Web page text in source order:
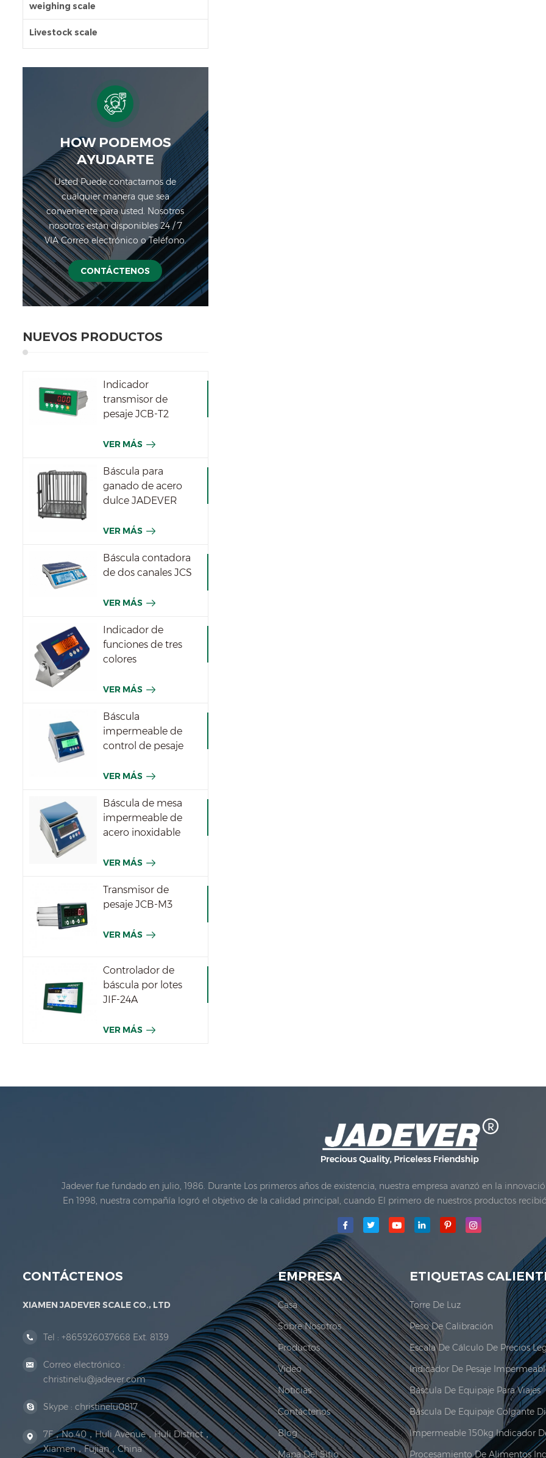
weighing scale
Livestock scale
HOW PODEMOS
AYUDARTE
Usted Puede contactarnos de
cualquier manera que sea
conveniente para usted. Nosotros
nosotros están disponibles 24 / 7
VIA Correo electrónico o Teléfono.
CONTÁCTENOS
NUEVOS PRODUCTOS
Indicador
transmisor de
pesaje JCB-T2
VER MÁS
Báscula para
ganado de acero
dulce JADEVER
VER MÁS
Báscula contadora
de dos canales JCS
VER MÁS
Indicador de
funciones de tres
colores
531T
VER MÁS
Báscula
impermeable de
control de pesaje
industria
VER MÁS
Báscula de mesa
impermeable de
acero inoxidable
VER MÁS
Transmisor de
pesaje JCB-M3
VER MÁS
Controlador de
báscula por lotes
JIF-24A
VER MÁS
Jadever fue fundado en julio, 1986. Durante Los primeros años de existencia, nuestra empresa avanzó en la
En 1998, nuestra compañía logró el objetivo de la calidad principal, cuando El primero de nuestros productos
metrología legal. en 1999, xiamen Jadever Escala Co., Ltd.se estableció El área de producción principal para
adquir...
CONTÁCTENOS
XIAMEN JADEVER SCALE CO., LTD
Tel : +865926037668 Ext. 8139
Correo electrónico :
christinelu@jadever.com
Skype : christinelu0817
7F，No.40，Huli Avenue，Huli District，
Xiamen，Fujian，China
EMPRESA
Casa
Sobre Nosotros
Productos
Video
Noticias
Contáctenos
Blog
Mapa Del Sitio
ETIQUETAS
Torre De Luz
Peso De Calibración
Báscula De Equipaje Para Viajes